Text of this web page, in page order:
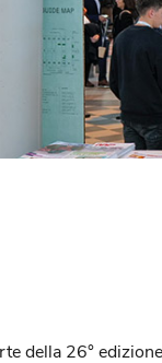
della 26°